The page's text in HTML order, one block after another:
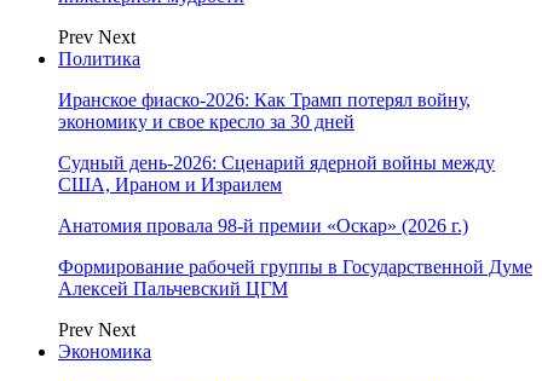
Prev Next
Политика
Иранское фиаско-2026: Как Трамп потерял войну,
экономику и свое кресло за 30 дней
Судный день-2026: Сценарий ядерной войны между
США, Ираном и Израилем
Анатомия провала 98-й премии «Оскар» (2026 г.)
Формирование рабочей группы в Государственной Думе
Алексей Пальчевский ЦГМ
Prev Next
Экономика